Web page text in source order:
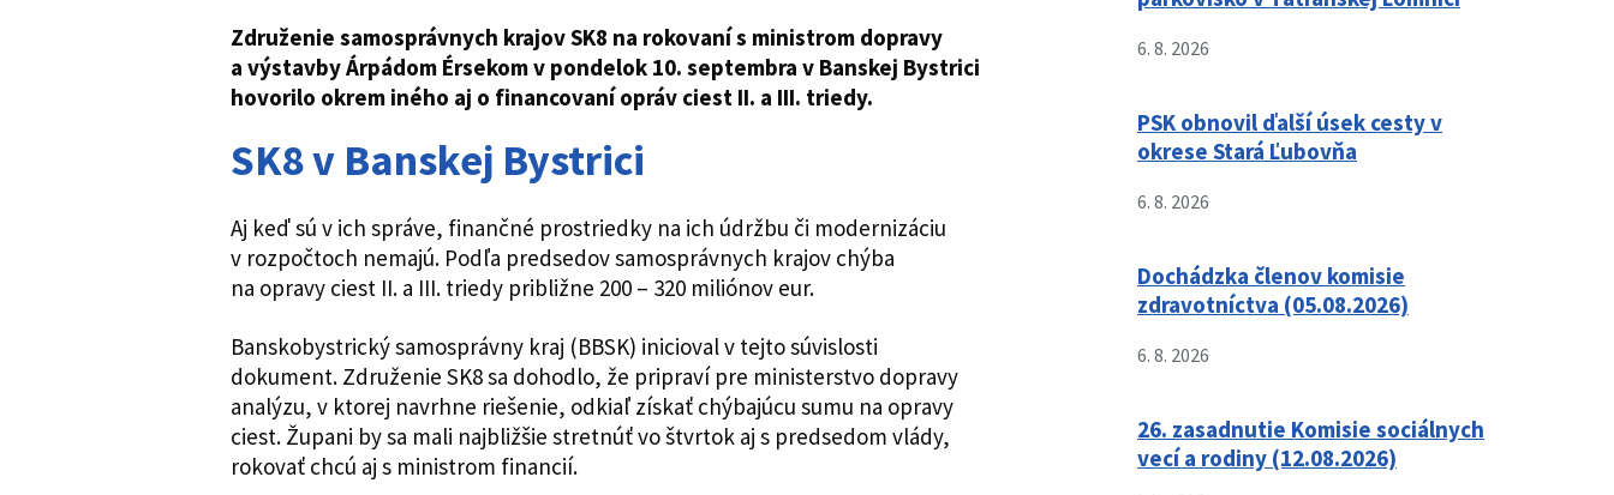
Združenie samosprávnych krajov SK8 na rokovaní s ministrom dopravy
a výstavby Árpádom Érsekom v pondelok 10. septembra v Banskej Bystrici
hovorilo okrem iného aj o financovaní opráv ciest II. a III. triedy.
SK8 v Banskej Bystrici
Aj keď sú v ich správe, finančné prostriedky na ich údržbu či modernizáciu
v rozpočtoch nemajú. Podľa predsedov samosprávnych krajov chýba
na opravy ciest II. a III. triedy približne 200 – 320 miliónov eur.
Banskobystrický samosprávny kraj (BBSK) inicioval v tejto súvislosti
dokument. Združenie SK8 sa dohodlo, že pripraví pre ministerstvo dopravy
analýzu, v ktorej navrhne riešenie, odkiaľ získať chýbajúcu sumu na opravy
ciest. Župani by sa mali najbližšie stretnúť vo štvrtok aj s predsedom vlády,
rokovať chcú aj s ministrom financií.
6. 8. 2026
PSK obnovil ďalší úsek cesty v
okrese Stará Ľubovňa
6. 8. 2026
Dochádzka členov komisie
zdravotníctva (05.08.2026)
6. 8. 2026
26. zasadnutie Komisie sociálnych
vecí a rodiny (12.08.2026)